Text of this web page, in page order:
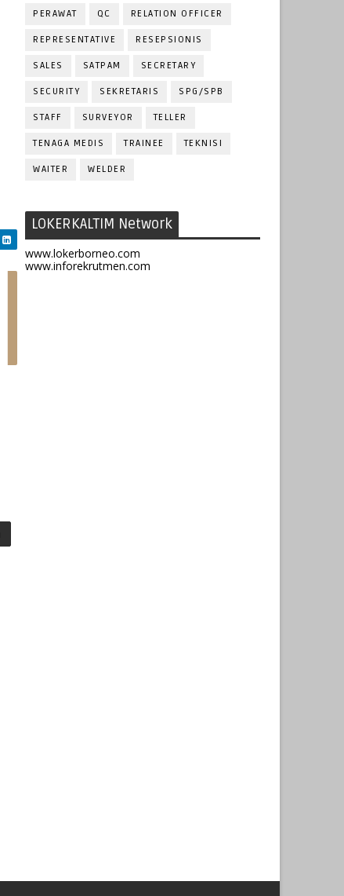
PERAWAT QC RELATION OFFICER
REPRESENTATIVE RESEPSIONIS
SALES SATPAM SECRETARY
SECURITY SEKRETARIS SPG/SPB
STAFF SURVEYOR TELLER
TENAGA MEDIS TRAINEE TEKNISI
WAITER WELDER
LOKERKALTIM Network
www.lokerborneo.com
www.inforekrutmen.com